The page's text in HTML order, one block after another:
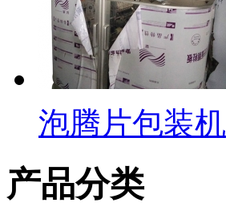
泡腾片包装机
产品分类